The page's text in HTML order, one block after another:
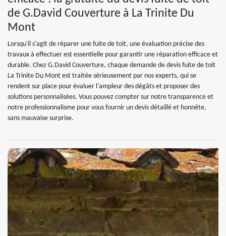
de G.David Couverture à La Trinite Du
Mont
Lorsqu'il s'agit de réparer une fuite de toit, une évaluation précise des
travaux à effectuer est essentielle pour garantir une réparation efficace et
durable. Chez G.David Couverture, chaque demande de devis fuite de toit
La Trinite Du Mont est traitée sérieusement par nos experts, qui se
rendent sur place pour évaluer l'ampleur des dégâts et proposer des
solutions personnalisées. Vous pouvez compter sur notre transparence et
notre professionnalisme pour vous fournir un devis détaillé et honnête,
sans mauvaise surprise.